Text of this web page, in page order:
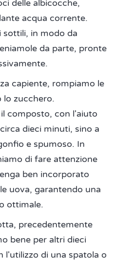
delle albicocche,
acqua corrente.
sottili, in modo da
da parte, pronte
capiente, rompiamo le
lo zucchero.
composto, con l'aiuto
dieci minuti, sino a
e spumoso. In
di fare attenzione
ben incorporato
uova, garantendo una
ottimale.
precedentemente
bene per altri dieci
l'utilizzo di una spatola o